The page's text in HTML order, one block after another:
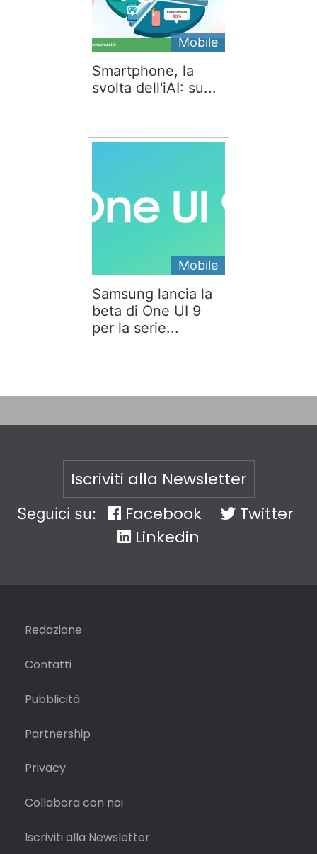
Mobile
Smartphone, la
svolta dell'iAI: su...
Mobile
Samsung lancia la
beta di One UI 9
per la serie...
Iscriviti alla Newsletter
Seguici su: Facebook
Twitter
Linkedin
Redazione
Contatti
Pubblicità
Partnership
Privacy
Collabora con noi
Iscriviti alla Newsletter